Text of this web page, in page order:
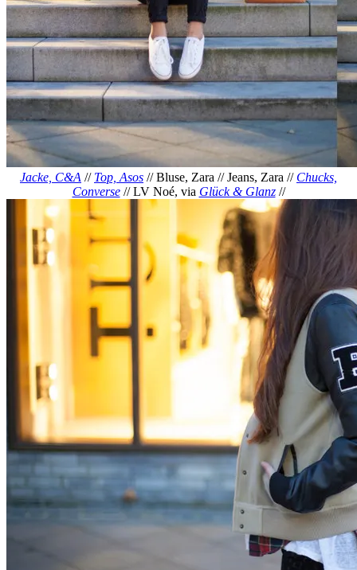
Jacke, C&A // Top, Asos // Bluse, Zara // Jeans, Zara // Chucks,
Converse// LV Noé, via Glück & Glanz//